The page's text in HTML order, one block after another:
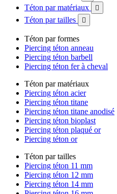
Téton par matériaux 
Téton par tailles 
Téton par formes
Piercing téton anneau
Piercing téton barbell
Piercing téton fer à cheval
Téton par matériaux
Piercing téton acier
Piercing téton titane
Piercing téton titane anodisé
Piercing téton bioplast
Piercing téton plaqué or
Piercing téton or
Téton par tailles
Piercing téton 11 mm
Piercing téton 12 mm
Piercing téton 14 mm